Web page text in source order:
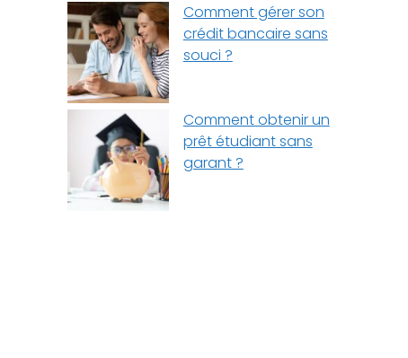
Comment gérer son
crédit bancaire sans
souci ?
Comment obtenir un
prêt étudiant sans
garant ?